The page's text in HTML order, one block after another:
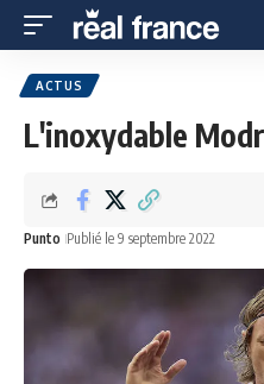
ACTUS
L'inoxydable
Punto Publié le 9 septembre 2022